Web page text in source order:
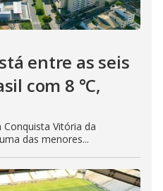
entre as seis
com 8 °C,
Vitória da
das menores...